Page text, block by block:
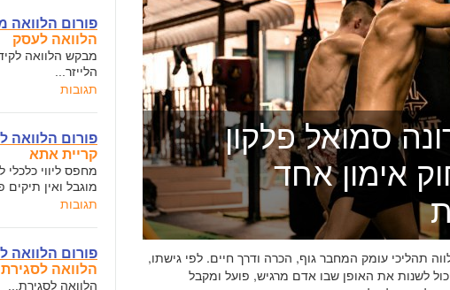
סמואל פלקון
אימון אחד
תהליכי עומק המחבר גוף, הכרה ודרך חיים. לפי גישתו,
לשנות את האופן שבו אדם מרגיש, פועל ומקבל
פורום הלוואה
הלוואה לעסק
מבקש הלוואה
הלייזר...
תגובות
פורום הלוואה
קריית אתא
מחפס ליווי כלכלי
מוגבל ואין תיקים
תגובות
פורום הלוואה
הלוואה
הלוואה לסגירת...